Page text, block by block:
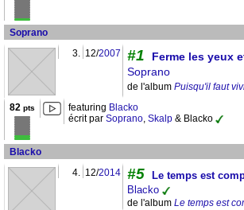
Soprano
3. 12/2007 #1
Ferme les yeux
Soprano
de l'album Puisqu'il faut
82 pts featuring Blacko
écrit par Soprano, Skalp & Blacko
Blacko
4. 12/2014 #5
Le temps est
Blacko
de l'album Le temps est